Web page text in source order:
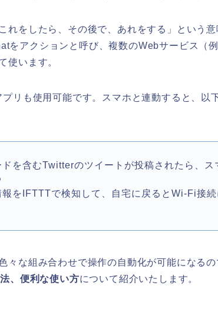
れをしたら、その後で、あれをする」という意
をアクションと呼び、複数のWebサービス（
使います。
リも使用可能です。
スマホと連動すると、以
を含むTwitterのツイートが投稿されたら、ス
報をIFTTTで検知して、自宅に戻るとWi-Fi接続
々な組み合わせで操作の自動化が可能になる
、便利な使い方について紹介いたします。